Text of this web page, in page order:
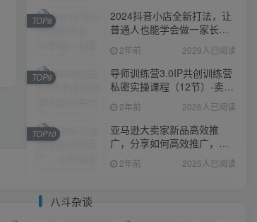
2024抖音小店全新打法，让
普通人也能学会做一家长久
稳定赚钱的抖店
2年前 2029人已阅读
TOP8
导师训练营3.0IP共创训练营
私密实操课程（12节）-卖项
目的密码成功秘诀
2年前 2026人已阅读
TOP9
亚马逊大卖家新品高效推
广，分享如何高效推广，打
造百万美金爆款单品
2年前 2025人已阅读
TOP10
八斗杂谈